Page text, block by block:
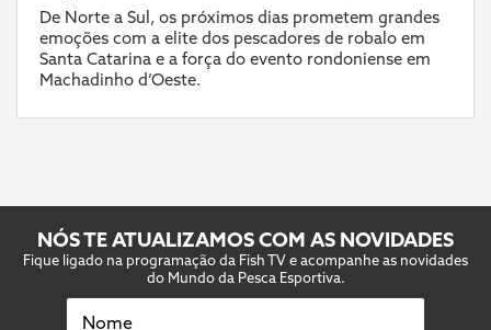
De Norte a Sul, os próximos dias prometem grandes
emoções com a elite dos pescadores de robalo em
Santa Catarina e a força do evento rondoniense em
Machadinho d’Oeste.
NÓS TE ATUALIZAMOS COM AS NOVIDADES
Fique ligado na programação da Fish TV e acompanhe as novidades
do Mundo da Pesca Esportiva.
Nome